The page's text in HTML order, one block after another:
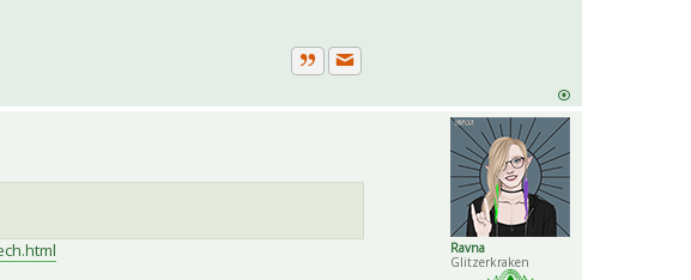
ZitatPrivate Nachricht senden
Ravna
Glitzerkraken